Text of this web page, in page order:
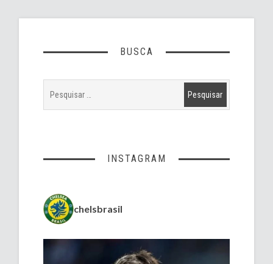
BUSCA
INSTAGRAM
chelsbrasil